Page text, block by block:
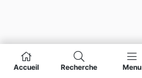
Accueil Recherche Menu